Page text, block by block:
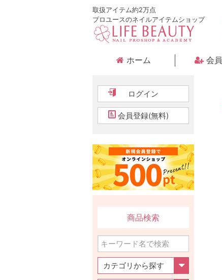
取扱アイテム約2万点
プロユースのネイルアイテムショップ
ホーム 会
ログイン
会員登録(無料)
商品検索